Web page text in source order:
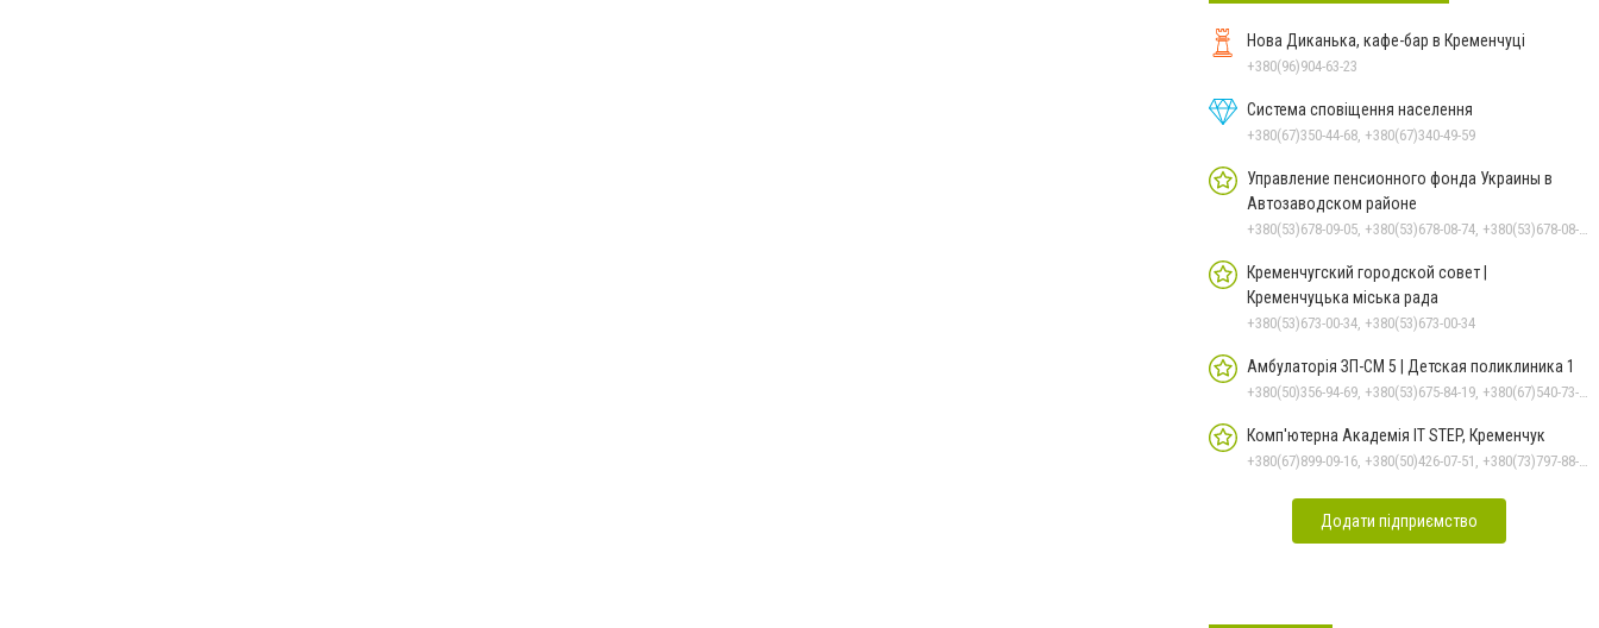
Нова Диканька, кафе-бар в Кременчуці
+380(96)904-63-23
Система сповіщення населення
+380(67)350-44-68, +380(67)340-49-59
Управление пенсионного фонда Украины в
Автозаводском районе
+380(53)678-09-05, +380(53)678-08-74, +380(53)678-08-83, +380(53)678-08-41, +380(53)678-08-86
Кременчугский городской совет |
Кременчуцька міська рада
+380(53)673-00-34, +380(53)673-00-34
Амбулаторія ЗП-СМ 5 | Детская поликлиника 1
+380(50)356-94-69, +380(53)675-84-19, +380(67)540-73-87
Комп'ютерна Академія IT STEP, Кременчук
+380(67)899-09-16, +380(50)426-07-51, +380(73)797-88-17
Додати підприємство